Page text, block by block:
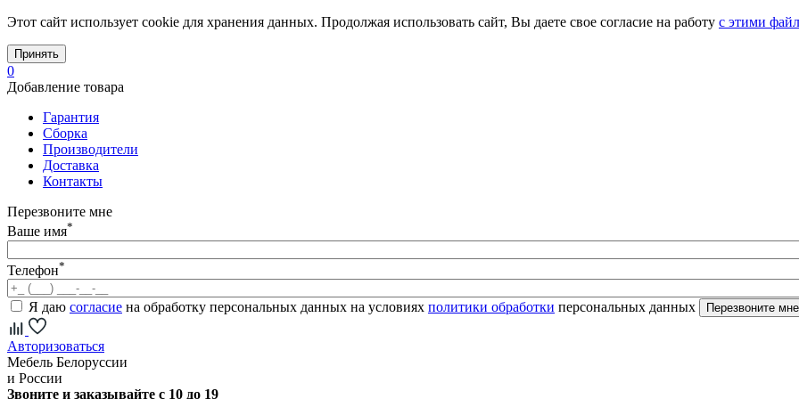
Этот сайт использует cookie для хранения данных. Продолжая использовать сайт, Вы даете свое согласие на работу с этими
Принять
0
Добавление товара
Гарантия
Сборка
Производители
Доставка
Контакты
Перезвоните мне
Ваше имя*
Телефон*
Я даю согласие на обработку персональных данных на условиях политики обработки персональных данных
Авторизоваться
Мебель Белоруссии
и России
Звоните и заказывайте с 10 до 19